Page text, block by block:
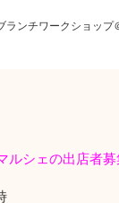
ランチワークショッ
ルシェの出店者募